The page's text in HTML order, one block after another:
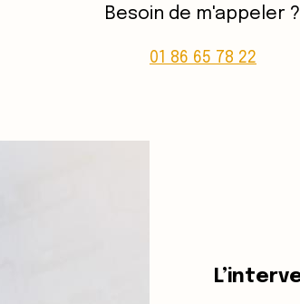
Besoin de m'appeler ?
01 86 65 78 22